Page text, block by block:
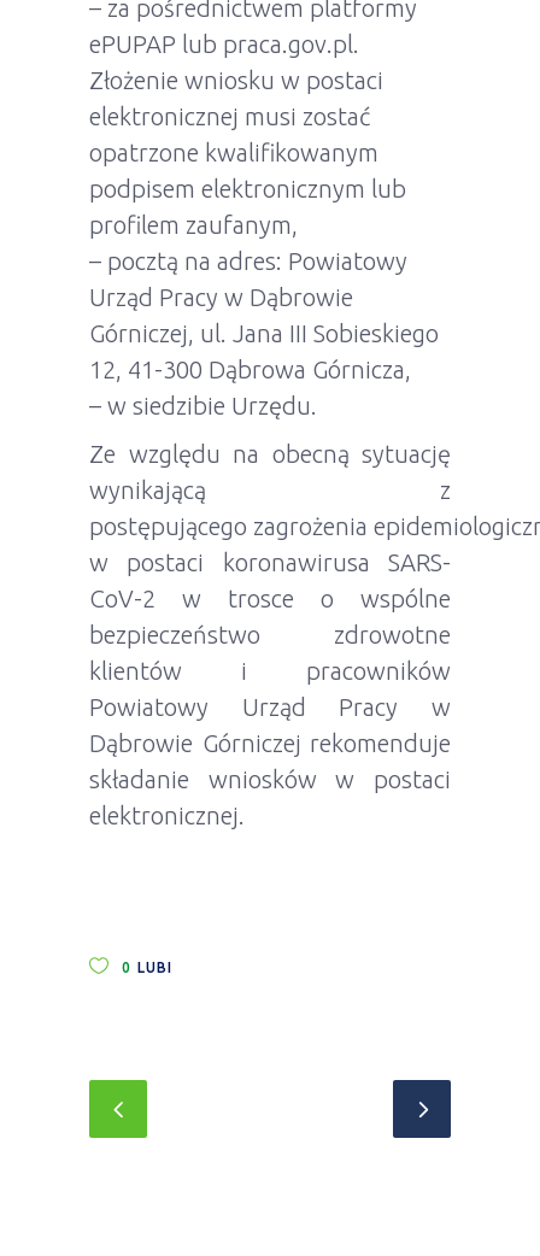
– za pośrednictwem platformy
ePUPAP lub praca.gov.pl.
Złożenie wniosku w postaci
elektronicznej musi zostać
opatrzone kwalifikowanym
podpisem elektronicznym lub
profilem zaufanym,
– pocztą na adres: Powiatowy
Urząd Pracy w Dąbrowie
Górniczej, ul. Jana III Sobieskiego
12, 41-300 Dąbrowa Górnicza,
– w siedzibie Urzędu.
Ze względu na obecną sytuację
wynikającą z
postępującego zagrożenia
w postaci koronawirusa SARS-
CoV-2 w trosce o wspólne
bezpieczeństwo zdrowotne
klientów i pracowników
Powiatowy Urząd Pracy w
Dąbrowie Górniczej rekomenduje
składanie wniosków w postaci
elektronicznej.
0 LUBI